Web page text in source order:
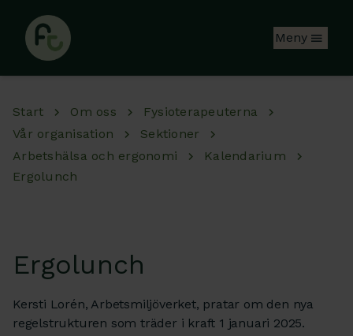
Meny
Start Om oss
Fysioterapeuterna
Vår organisation
Sektioner
Arbetshälsa och ergonomi
Kalendarium
Ergolunch
Ergolunch
Kersti Lorén, Arbetsmiljöverket, pratar om den nya
regelstrukturen som träder i kraft 1 januari 2025.